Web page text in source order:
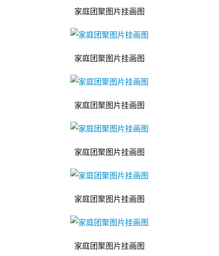
家庭团聚图片挂画图
家庭团聚图片挂画图
家庭团聚图片挂画图
家庭团聚图片挂画图
家庭团聚图片挂画图
家庭团聚图片挂画图